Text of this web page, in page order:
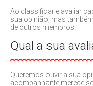
Ao classificar e avaliar
sua opinião, mas
de outros membros.
Qual a sua
Queremos ouvir a sua
acompanhante merece